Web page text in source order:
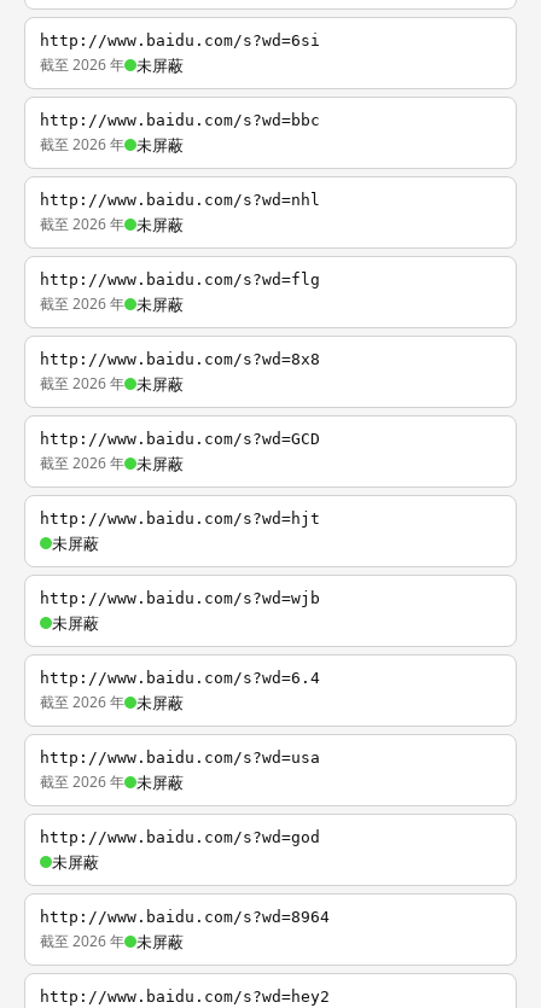
http://www.baidu.com/s?wd=6si
截至 2026 年 未屏蔽
http://www.baidu.com/s?wd=bbc
截至 2026 年 未屏蔽
http://www.baidu.com/s?wd=nhl
截至 2026 年 未屏蔽
http://www.baidu.com/s?wd=flg
截至 2026 年 未屏蔽
http://www.baidu.com/s?wd=8x8
截至 2026 年 未屏蔽
http://www.baidu.com/s?wd=GCD
截至 2026 年 未屏蔽
http://www.baidu.com/s?wd=hjt
未屏蔽
http://www.baidu.com/s?wd=wjb
未屏蔽
http://www.baidu.com/s?wd=6.4
截至 2026 年 未屏蔽
http://www.baidu.com/s?wd=usa
截至 2026 年 未屏蔽
http://www.baidu.com/s?wd=god
未屏蔽
http://www.baidu.com/s?wd=8964
截至 2026 年 未屏蔽
http://www.baidu.com/s?wd=hey2